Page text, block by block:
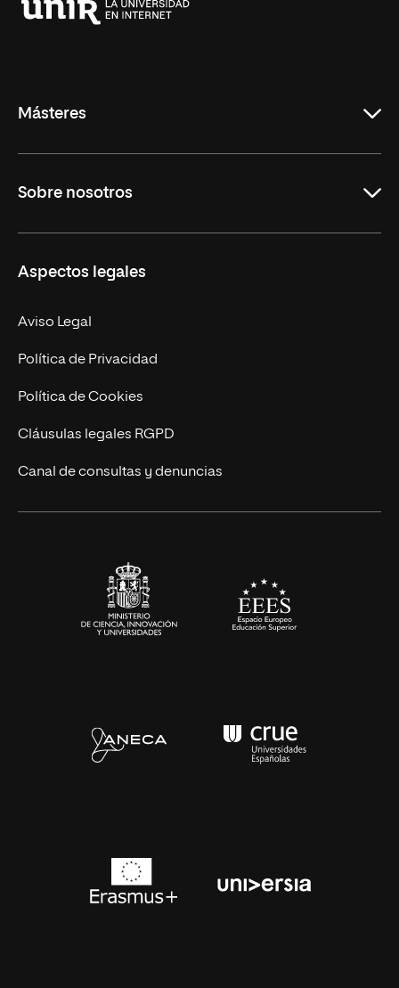
Másteres
Derecho
Empresa
MBA
Marketing y Comunicación
Ingeniería
Diseño
Ciencias de la Salud
Sobre nosotros
Nuestro Equipo
Contacto
Aspectos legales
Aviso Legal
Política de Privacidad
Política de Cookies
Cláusulas legales RGPD
Canal de consultas y denuncias